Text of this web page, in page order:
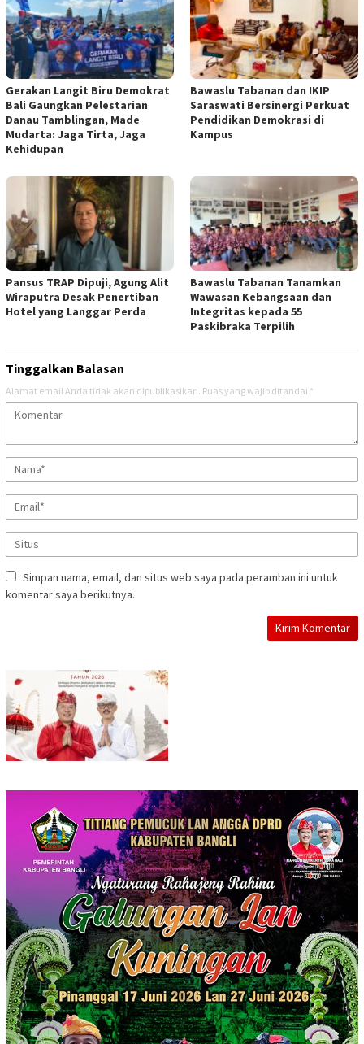
Gerakan Langit Biru Demokrat
Bali Gaungkan Pelestarian
Danau Tamblingan, Made
Mudarta: Jaga Tirta, Jaga
Kehidupan
Bawaslu Tabanan dan IKIP
Saraswati Bersinergi Perkuat
Pendidikan Demokrasi di
Kampus
Pansus TRAP Dipuji, Agung Alit
Wiraputra Desak Penertiban
Hotel yang Langgar Perda
Bawaslu Tabanan Tanamkan
Wawasan Kebangsaan dan
Integritas kepada 55
Paskibraka Terpilih
Tinggalkan Balasan
Alamat email Anda tidak akan dipublikasikan. Ruas yang wajib ditandai *
Simpan nama, email, dan situs web saya pada peramban ini untuk
komentar saya berikutnya.